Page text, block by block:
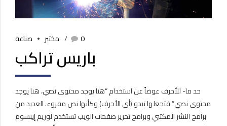
صناعة مختبر 0
باريس تراكب
حد ما- للأحرف عوضاً عن استخدام “هنا يوجد محتوى نصي، هنا يوجد
محتوى نصي” فتجعلها تبدو (أي الأحرف) وكأنها نص مقروء. العديد من
برامح النشر المكتبي وبرامح تحرير صفحات الويب تستخدم لوريم إيبسوم